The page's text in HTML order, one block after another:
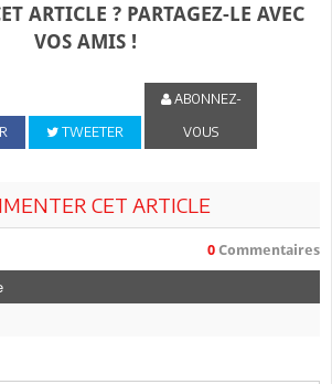
ARTICLE ? PARTAGEZ-LE AVEC
VOS AMIS !
TWEETER
ABONNEZ-
VOUS
CET ARTICLE
0 Commentaires